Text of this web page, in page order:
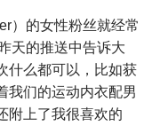
）的女性粉丝就经常
天的推送中告诉大
什么都可以，比如获
我们的运动内衣配男
附上了我很喜欢的